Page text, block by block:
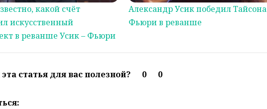
какой счёт
искусственный
в реванше Усик – Фьюри
Александр Усик победил Тайсона
Фьюри в реванше
статья для вас полезной? 0 0